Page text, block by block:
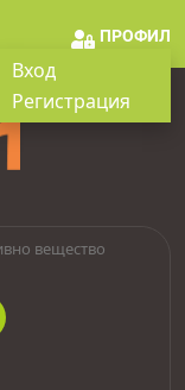
ПРОФИЛ
Вход
Регистрация